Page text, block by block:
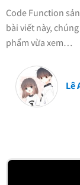
Code Function
bài viết này,
phẩm vừa xem…
Lê